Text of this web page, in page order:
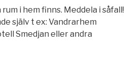
rum i hem finns. Meddela i såfall!
själv t ex: Vandrarhem
Smedjan eller andra